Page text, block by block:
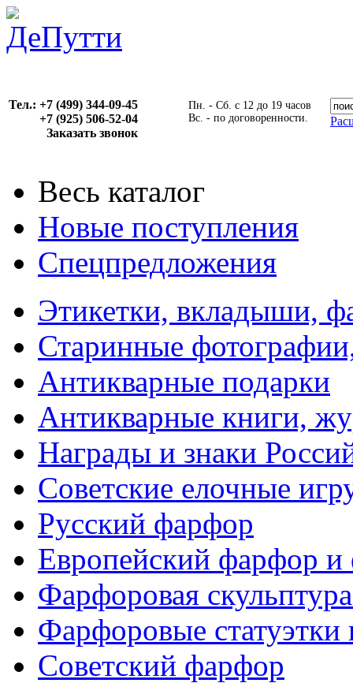
Тел.: +7 (499) 344-09-45
(925) 506-52-04
Заказать звонок
Пн. - Сб. с 12 до 19 часов
Вс. - по договоренности.
Весь каталог
Новые поступления
Спецпредложения
Этикетки, вкладыши,
Старинные
Антикварные подарки
Антикварные книги,
Награды и знаки
Советские елочные
Русский фарфор
Европейский фарфор и
Фарфоровая
Фарфоровые
Советский фарфор